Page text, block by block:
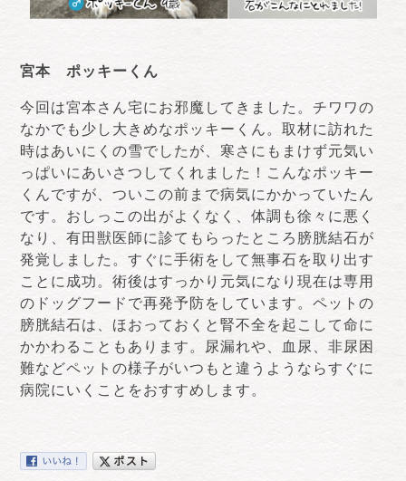
宮本 ポッキーくん
今回は宮本さん宅にお邪魔してきました。チワワの
なかでも少し大きめなポッキーくん。取材に訪れた
時はあいにくの雪でしたが、寒さにもまけず元気い
っぱいにあいさつしてくれました！こんなポッキー
くんですが、ついこの前まで病気にかかっていたん
です。おしっこの出がよくなく、体調も徐々に悪く
なり、有田獣医師に診てもらったところ膀胱結石が
発覚しました。すぐに手術をして無事石を取り出す
ことに成功。術後はすっかり元気になり現在は専用
のドッグフードで再発予防をしています。ペットの
膀胱結石は、ほおっておくと腎不全を起こして命に
かかわることもあります。尿漏れや、血尿、非尿困
難などペットの様子がいつもと違うようならすぐに
病院にいくことをおすすめします。